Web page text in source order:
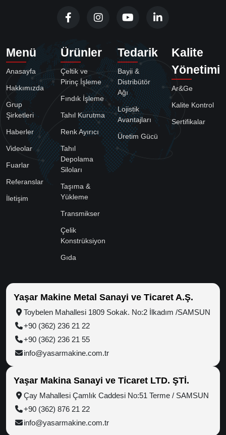
Menü
Anasayfa
Hakkımızda
Grup
Şirketleri
Haberler
Videolar
Fuarlar
Referanslar
İletişim
Ürünler
Çeltik ve
Pirinç İşleme
Fındık İşleme
Tahıl Kurutma
Renk Ayırıcı
Tahıl
Depolama
Siloları
Taşıma &
Yükleme
Transmikser
Çelik
Konstrüksiyon
Gıda
Tedarik
Bayii &
Distribütör
Ağı
Lojistik
Avantajları
Üretim Gücü
Kalite
Yönetimi
Ar&Ge
Kalite Kontrol
Sertifikalar
Yaşar Makine Metal Sanayi ve Ticaret A.Ş.
Toybelen Mahallesi 1809 Sokak. No:2 İlkadım /SAMSUN
+90 (362) 236 21 22
+90 (362) 236 21 55
info@yasarmakine.com.tr
Yaşar Makina Sanayi ve Ticaret LTD. ŞTİ.
Çay Mahallesi Çamlık Caddesi No:51 Terme / SAMSUN
+90 (362) 876 21 22
info@yasarmakine.com.tr